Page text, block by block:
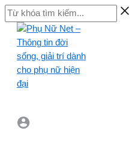
Skip
to
content
Từ
khóa
kiếm...